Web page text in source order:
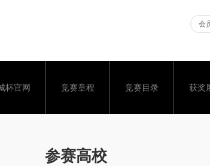
会
杯官网 竞赛章程 竞赛目录 获奖
参赛高校